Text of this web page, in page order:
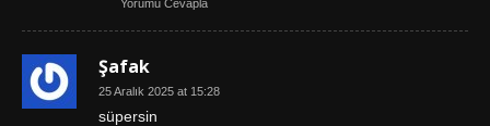
Yorumu Cevapla
Şafak
25 Aralık 2025 at 15:28
süpersin